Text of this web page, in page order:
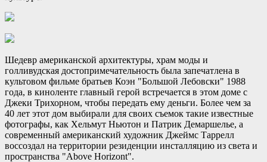
Шедевр американской архитектуры, храм моды и
голливудская достопримечательность была запечатлена в
культовом фильме братьев Коэн "Большой Лебовски" 1988
года, в киноленте главный герой встречается в этом доме с
Джеки Трихорном, чтобы передать ему деньги. Более чем за
40 лет этот дом выбирали для своих съемок такие известные
фотографы, как Хельмут Ньютон и Патрик Демаршелье, а
современный американский художник Джеймс Таррелл
воссоздал на территории резиденции инсталляцию из света и
пространства "Above Horizont".